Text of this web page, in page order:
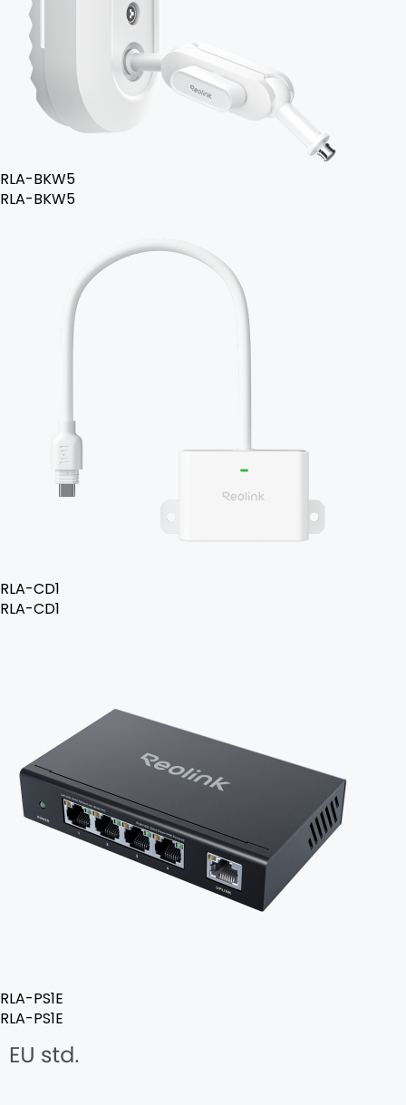
RLA-BKW5
RLA-BKW5
RLA-CD1
RLA-CD1
RLA-PS1E
RLA-PS1E